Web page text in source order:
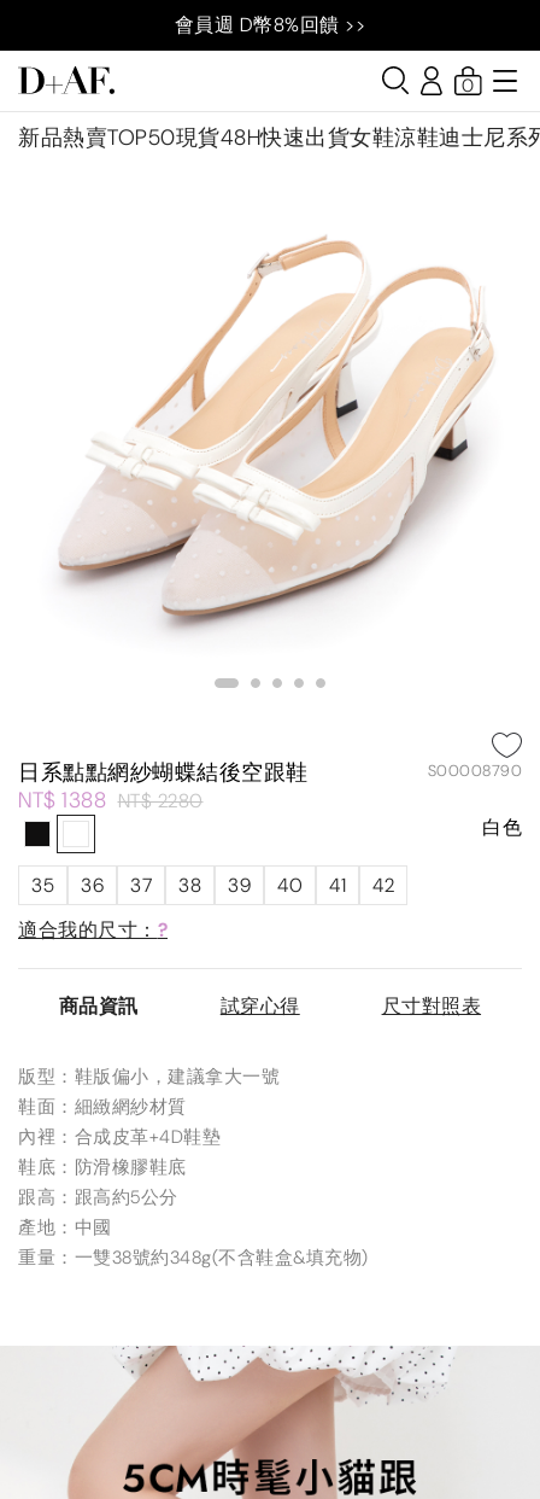
會員週 D幣8%回饋 >>
新品熱賣TOP50現貨48H快速出貨女鞋涼鞋迪士尼系
0
日系點點網紗蝴蝶結後空跟鞋 S00008790
NT$ 1388 NT$ 2280
白色
35 36 37 38 39 40 41
42
適合我的尺寸： ?
商品資訊 試穿心得 尺寸對照表
版型：鞋版偏小，建議拿大一號
鞋面：細緻網紗材質
內裡：合成皮革+4D鞋墊
鞋底：防滑橡膠鞋底
跟高：跟高約5公分
產地：中國
重量：一雙38號約348g(不含鞋盒&填充物)